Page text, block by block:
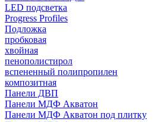
LED подсветка
Progress Profiles
Подложка
пробковая
хвойная
пенополистирол
вспененный полипропилен
композитная
Панели ДВП
Панели МДФ Акватон
Панели МДФ Акватон под плитку